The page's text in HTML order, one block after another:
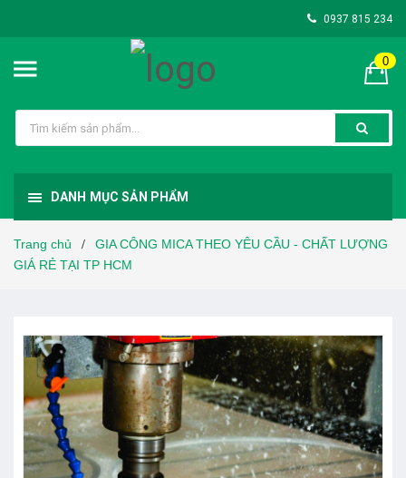
0937 815 234
0
DANH MỤC SẢN PHẨM
Trang chủ /
GIA CÔNG MICA THEO YÊU CẦU - CHẤT LƯỢNG
GIÁ RẺ TẠI TP HCM